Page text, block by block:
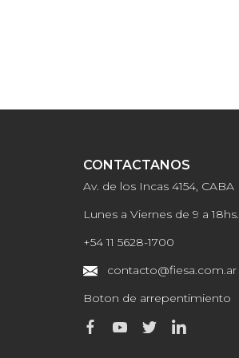
CONTACTANOS
Av. de los Incas 4154, CABA
Lunes a Viernes de 9 a 18hs.
+54 11 5628-1700
contacto@fiesa.com.ar
Boton de arrepentimiento